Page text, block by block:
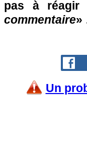
pas à
commentaire»
Un